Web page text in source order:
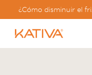
¿Cómo disminuir el